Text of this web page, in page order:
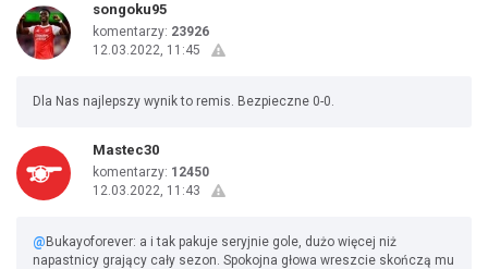
songoku95
komentarzy: 23926
12.03.2022, 11:45
Dla Nas najlepszy wynik to remis. Bezpieczne 0-0.
Mastec30
komentarzy: 12450
12.03.2022, 11:43
@ Bukayoforever: a i tak pakuje seryjnie gole, dużo więcej niż
napastnicy grający cały sezon. Spokojna głowa wreszcie skończą mu